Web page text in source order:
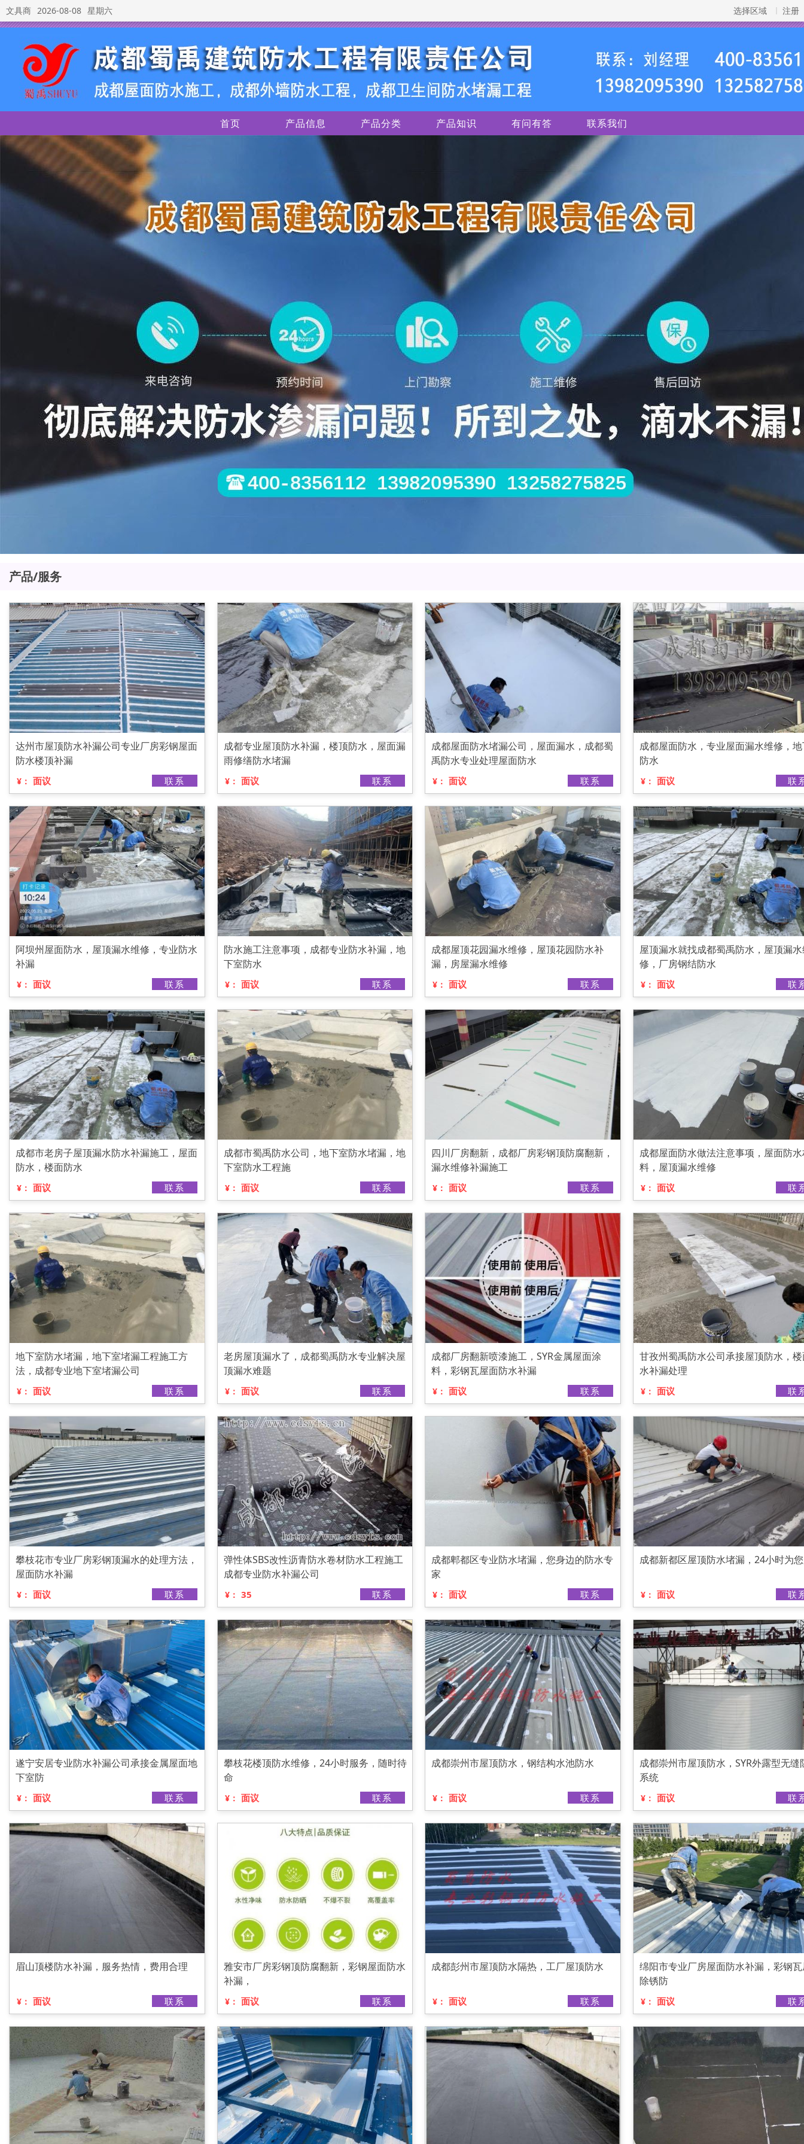
文具商 2026-08-08 星期六 选择区域 注册
首页 产品信息 产品分类 产品知识 有问有答 联系我们
产品/服务
达州市屋顶防水补漏公司专业厂房彩钢屋面
防水楼顶补漏
¥： 面议 联系
成都专业屋顶防水补漏，楼顶防水，屋面漏
雨修缮防水堵漏
¥： 面议 联系
成都屋面防水堵漏公司，屋面漏水，成都蜀
禹防水专业处理屋面防水
¥： 面议 联系
成都屋面防水，专业屋面漏水维修，
防水
¥： 面议 联
阿坝州屋面防水，屋顶漏水维修，专业防水
补漏
¥： 面议 联系
防水施工注意事项，成都专业防水补漏，地
下室防水
¥： 面议 联系
成都屋顶花园漏水维修，屋顶花园防水补
漏，房屋漏水维修
¥： 面议 联系
屋顶漏水就找成都蜀禹防水，屋顶漏
修，厂房钢结防水
¥： 面议 联
成都市老房子屋顶漏水防水补漏施工，屋面
防水，楼面防水
¥： 面议 联系
成都市蜀禹防水公司，地下室防水堵漏，地
下室防水工程施
¥： 面议 联系
四川厂房翻新，成都厂房彩钢顶防腐翻新，
漏水维修补漏施工
¥： 面议 联系
成都屋面防水做法注意事项，屋面防
料，屋顶漏水维修
¥： 面议 联
地下室防水堵漏，地下室堵漏工程施工方
法，成都专业地下室堵漏公司
¥： 面议 联系
老房屋顶漏水了，成都蜀禹防水专业解决屋
顶漏水难题
¥： 面议 联系
成都厂房翻新喷漆施工，SYR金属屋面涂
料，彩钢瓦屋面防水补漏
¥： 面议 联系
甘孜州蜀禹防水公司承接屋顶防水，
水补漏处理
¥： 面议 联
攀枝花市专业厂房彩钢顶漏水的处理方法，
屋面防水补漏
¥： 面议 联系
弹性体SBS改性沥青防水卷材防水工程施工
成都专业防水补漏公司
¥： 35 联系
成都郫都区专业防水堵漏，您身边的防水专
家
¥： 面议 联系
成都新都区屋顶防水堵漏，24小时为
¥： 面议 联
遂宁安居专业防水补漏公司承接金属屋面地
下室防
¥： 面议 联系
攀枝花楼顶防水维修，24小时服务，随时待
命
¥： 面议 联系
成都崇州市屋顶防水，钢结构水池防水
¥： 面议 联系
成都崇州市屋顶防水，SYR外露型无缝
系统
¥： 面议 联
眉山顶楼防水补漏，服务热情，费用合理
¥： 面议 联系
雅安市厂房彩钢顶防腐翻新，彩钢屋面防水
补漏，
¥： 面议 联系
成都彭州市屋顶防水隔热，工厂屋顶防水
¥： 面议 联系
绵阳市专业厂房屋面防水补漏，彩钢
除锈防
¥： 面议 联